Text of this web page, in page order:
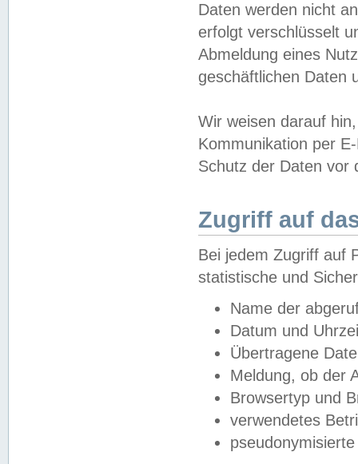
Daten werden nicht
erfolgt verschlüsselt
Abmeldung eines
geschäftlichen Daten
Wir weisen darauf
Kommunikation per
Schutz der Daten vor
Zugriff auf
Bei jedem Zugriff auf
statistische und
Name der
Datum und
Übertragene
Meldung, ob der
Browsertyp und
verwendetes